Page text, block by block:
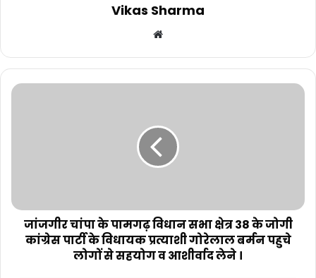
Vikas Sharma
Website
जांजगीर चांपा के पामगढ़ विधान सभा क्षेत्र 38 के जोगी
कांग्रेस पार्टी के विधायक प्रत्याशी गोरेलाल बर्मन पहुचे
लोगों से सहयोग व आशीर्वाद लेने ।